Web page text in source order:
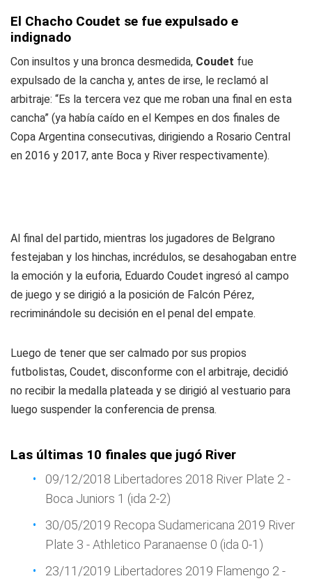
El Chacho Coudet se fue expulsado e
indignado
Con insultos y una bronca desmedida, Coudet fue
expulsado de la cancha y, antes de irse, le reclamó al
arbitraje: “Es la tercera vez que me roban una final en esta
cancha” (ya había caído en el Kempes en dos finales de
Copa Argentina consecutivas, dirigiendo a Rosario Central
en 2016 y 2017, ante Boca y River respectivamente).
Al final del partido, mientras los jugadores de Belgrano
festejaban y los hinchas, incrédulos, se desahogaban entre
la emoción y la euforia, Eduardo Coudet ingresó al campo
de juego y se dirigió a la posición de Falcón Pérez,
recriminándole su decisión en el penal del empate.
Luego de tener que ser calmado por sus propios
futbolistas, Coudet, disconforme con el arbitraje, decidió
no recibir la medalla plateada y se dirigió al vestuario para
luego suspender la conferencia de prensa.
Las últimas 10 finales que jugó River
09/12/2018 Libertadores 2018 River Plate 2 -
Boca Juniors 1 (ida 2-2)
30/05/2019 Recopa Sudamericana 2019 River
Plate 3 - Athletico Paranaense 0 (ida 0-1)
23/11/2019 Libertadores 2019 Flamengo 2 -